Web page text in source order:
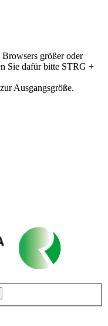
größer oder
Sie dafür bitte STRG +
Ausgangsgröße.